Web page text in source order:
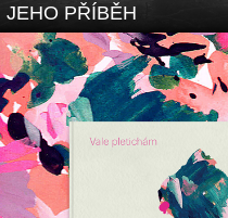
JEHO PŘÍBĚH